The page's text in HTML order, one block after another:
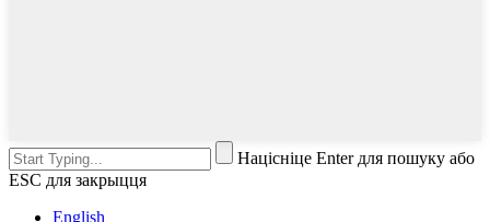
Націсніце Enter для пошуку або
ESC для закрыцця
English